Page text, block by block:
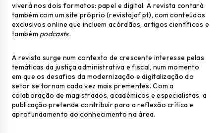
viverá nos dois formatos: papel e digital. A revista contará
também com um site próprio (revistajaf.pt), com conteúdos
exclusivos online que incluem acórdãos, artigos científicos e
também podcasts.
A revista surge num contexto de crescente interesse pelas
temáticas da justiça administrativa e fiscal, num momento
em que os desafios da modernização e digitalização do
setor se tornam cada vez mais prementes. Com a
colaboração de magistrados, académicos e especialistas, a
publicação pretende contribuir para a reflexão crítica e
aprofundamento do conhecimento na área.